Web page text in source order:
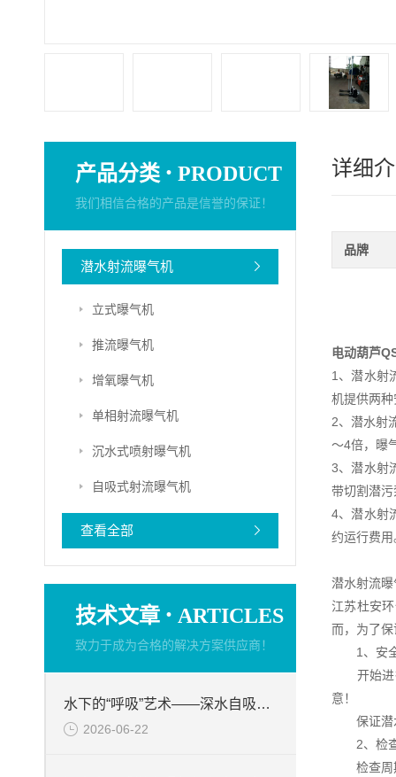
产品分类 · PRODUCT
我们相信合格的产品是信誉的保证！
潜水射流曝气机
立式曝气机
推流曝气机
增氧曝气机
单相射流曝气机
沉水式喷射曝气机
自吸式射流曝气机
查看全部
技术文章 · ARTICLES
致力于成为合格的解决方案供应商！
水下的“呼吸”艺术——深水自吸式潜水曝气机的技术原理与核心优势
2026-06-22
详细
品牌
电动葫芦
1、潜水射
机提供两
2、潜水射
～4倍，曝
3、潜水射
带切割潜
4、潜水射
约运行费用
潜水射流
江苏杜安
而，为了
1、安全
开始进行
意！
保证潜水
2、检查
检查周